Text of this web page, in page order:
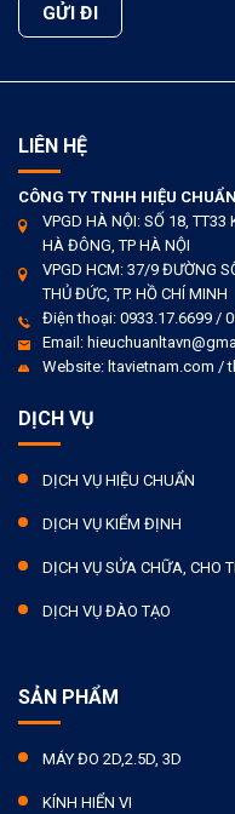
LIÊN HỆ
CÔNG TY TNHH HIỆU
VPGD HÀ NỘI: SỐ 18, TT33
HÀ ĐÔNG, TP HÀ NỘI
VPGD HCM: 37/9 ĐƯỜNG
THỦ ĐỨC, TP. HỒ CHÍ MINH
Điện thoại: 0933.17.6699 /
Email:
Website: ltavietnam.com /
DỊCH VỤ
DỊCH VỤ HIỆU CHUẨN
DỊCH VỤ KIỂM ĐỊNH
DỊCH VỤ SỬA CHỮA, CHO
DỊCH VỤ ĐÀO TẠO
SẢN PHẨM
MÁY ĐO 2D,2.5D, 3D
KÍNH HIỂN VI